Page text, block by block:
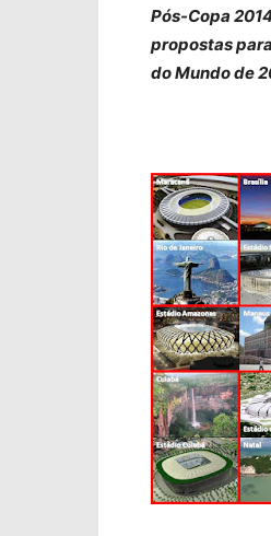
Pós-Copa
propostas
do Mundo de